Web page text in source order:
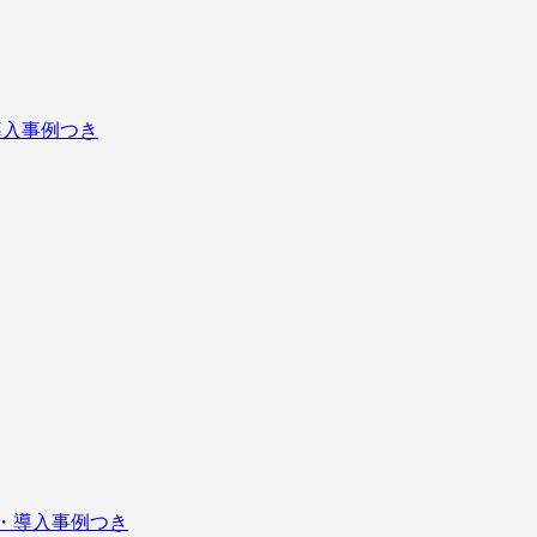
事例つき
導入事例つき